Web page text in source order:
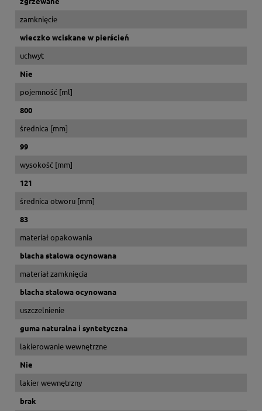
zamknięcie
wieczko wciskane w pierścień
uchwyt
Nie
pojemność [ml]
800
średnica [mm]
99
wysokość [mm]
121
średnica otworu [mm]
83
materiał opakowania
blacha stalowa ocynowana
materiał zamknięcia
blacha stalowa ocynowana
uszczelnienie
guma naturalna i syntetyczna
lakierowanie wewnętrzne
Nie
lakier wewnętrzny
brak